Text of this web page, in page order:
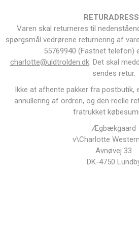
Varen skal returneres til
spørgsmål vedrørene returnering af
55769940 (Fastnet telefon)
charlotte@uldtrolden.dk. Det skal
sendes retur.
Ikke at afhente pakker fra postbutik,
annullering af ordren, og den reelle
fratrukket
Ægbækgaard
v\Charlotte
Avnøvej 33
DK-4750